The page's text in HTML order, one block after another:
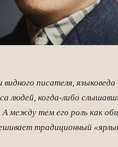
писателя,
людей, когда-либо
А между тем его роль как
традиционный